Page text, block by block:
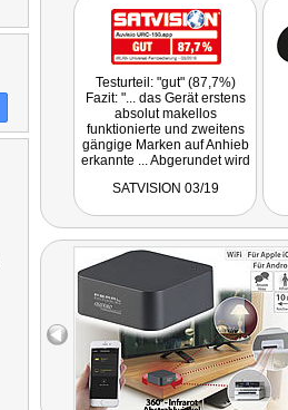
Testurteil: "gut" (87,7%)
Fazit: "... das Gerät erstens
absolut makellos
funktionierte und zweitens
gängige Marken auf Anhieb
erkannte ... Abgerundet wird
Gesamteindruck von der
Alexa und Google Assistant
... ein sehr gutes Preis-
Leistungs-Verhältnis."
SATVISION 03/19